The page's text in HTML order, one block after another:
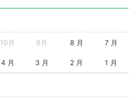
10月 9月 8 月 7 月
4 月 3 月 2 月 1 月